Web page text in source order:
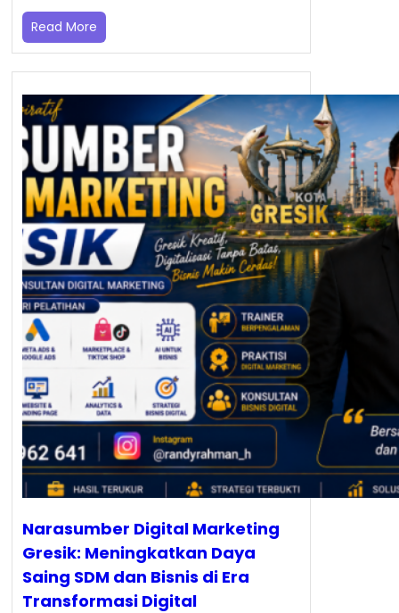
Read More
Narasumber Digital Marketing
Gresik: Meningkatkan Daya
Saing SDM dan Bisnis di Era
Transformasi Digital